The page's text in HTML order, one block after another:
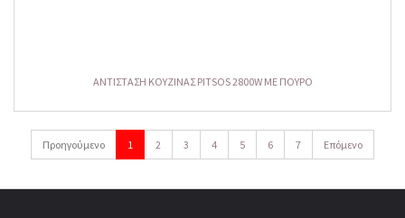
ΑΝΤΙΣΤΑΣΗ ΚΟΥΖΙΝΑΣ PITSOS 2800W ΜΕ ΠΟΥΡΟ
Προηγούμενο 1 2 3 4 5 6 7 Επόμενο